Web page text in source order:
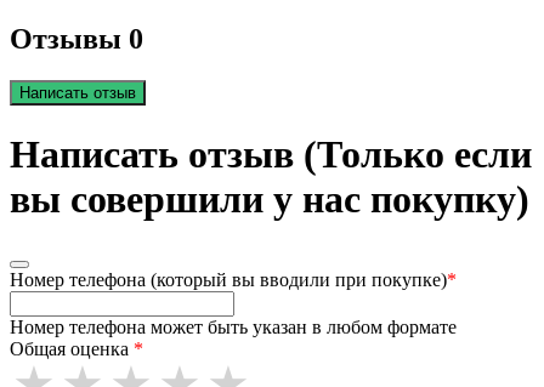
Отзывы 0
Написать отзыв
Написать отзыв (Только если
вы совершили у нас покупку)
Номер телефона (который вы вводили при покупке)*
Номер телефона может быть указан в любом формате
Общая оценка *